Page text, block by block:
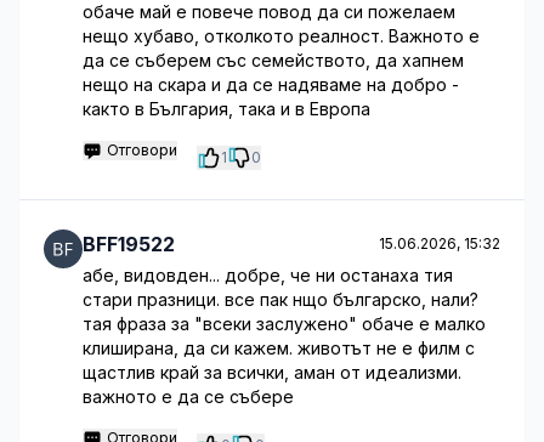
обаче май е повече повод да си пожелаем
нещо хубаво, отколкото реалност. Важното е
да се съберем със семейството, да хапнем
нещо на скара и да се надяваме на добро -
както в България, така и в Европа
Отговори 1 0
BFF19522 15.06.2026, 15:32
абе, видовден... добре, че ни останаха тия
стари празници. все пак нщо българско, нали?
тая фраза за "всеки заслужено" обаче е малко
клиширана, да си кажем. животът не е филм с
щастлив край за всички, аман от идеализми.
важното е да се събере
Отговори